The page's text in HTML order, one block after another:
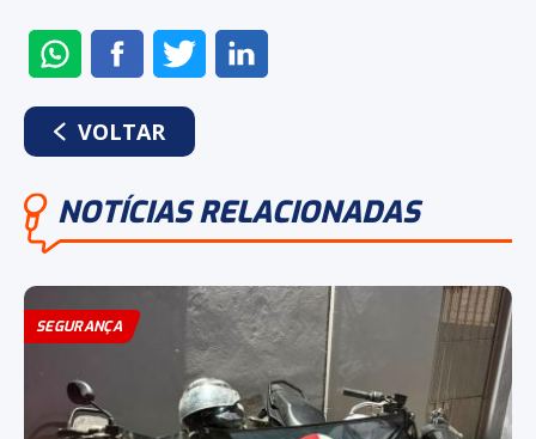
ENVIAR
NO
WHATSAPP
COMPARTILHAR
NO
FACEBOOK
COMPARTILHAR
NO
VOLTAR
NOTÍCIAS RELACIONADAS
SEGURANÇA